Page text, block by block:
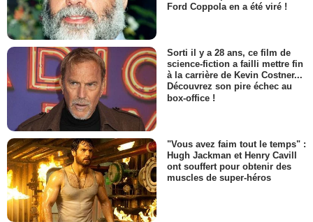
Ford Coppola en a été viré !
Sorti il y a 28 ans, ce film de
science-fiction a failli mettre fin
à la carrière de Kevin Costner...
Découvrez son pire échec au
box-office !
"Vous avez faim tout le temps" :
Hugh Jackman et Henry Cavill
ont souffert pour obtenir des
muscles de super-héros